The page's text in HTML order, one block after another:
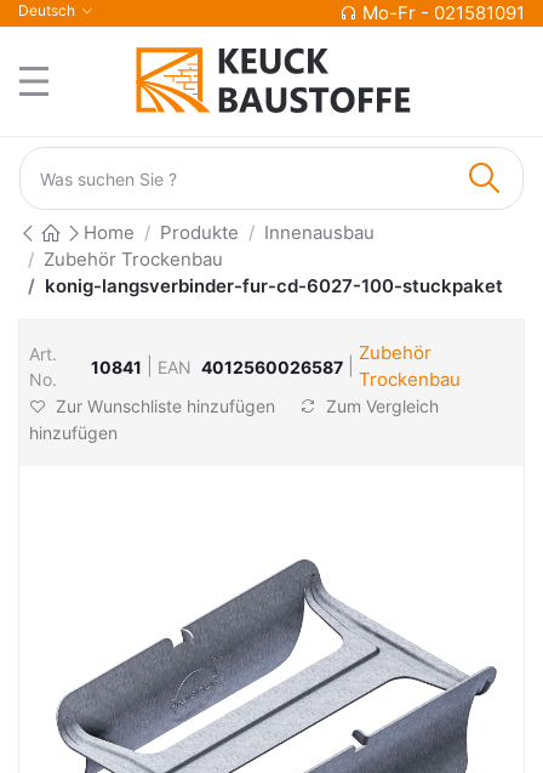
Deutsch Mo-Fr - 021581091
Home Produkte
Innenausbau
Zubehör Trockenbau
konig-langsverbinder-fur-cd-6027-100-stuckpaket
Art.
No.
10841 EAN 4012560026587
Zubehör
Trockenbau
Zur Wunschliste hinzufügen
Zum Vergleich
hinzufügen